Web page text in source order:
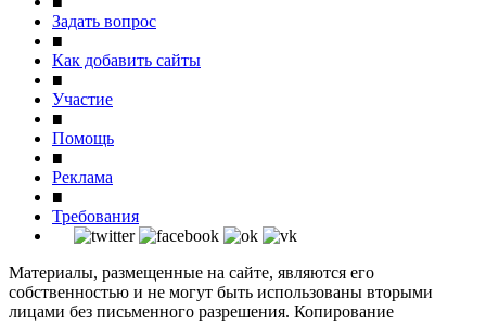
Задать вопрос
■
Как добавить сайты
■
Участие
■
Помощь
■
Реклама
■
Требования
Материалы, размещенные на сайте, являются его
собственностью и не могут быть использованы вторыми
лицами без письменного разрешения. Копирование